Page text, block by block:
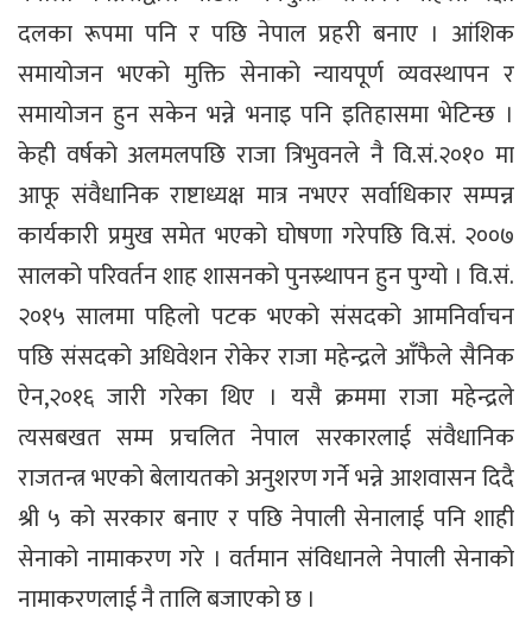
दलका रूपमा पनि र पछि नेपाल प्रहरी बनाए । आंशिक
समायोजन भएको मुक्ति सेनाको न्यायपूर्ण व्यवस्थापन र
समायोजन हुन सकेन भन्ने भनाइ पनि इतिहासमा भेटिन्छ ।
केही वर्षको अलमलपछि राजा त्रिभुवनले नै वि.सं.२०१० मा
आफू संवैधानिक राष्टाध्यक्ष मात्र नभएर सर्वाधिकार सम्पन्न
कार्यकारी प्रमुख समेत भएको घोषणा गरेपछि वि.सं. २००७
सालको परिवर्तन शाह शासनको पुनस्र्थापन हुन पुग्यो । वि.सं.
२०१५ सालमा पहिलो पटक भएको संसदको आमनिर्वाचन
पछि संसदको अधिवेशन रोकेर राजा महेन्द्रले आँफैले सैनिक
ऐन,२०१६ जारी गरेका थिए । यसै क्रममा राजा महेन्द्रले
त्यसबखत सम्म प्रचलित नेपाल सरकारलाई संवैधानिक
राजतन्त्र भएको बेलायतको अनुशरण गर्ने भन्ने आशवासन दिदै
श्री ५ को सरकार बनाए र पछि नेपाली सेनालाई पनि शाही
सेनाको नामाकरण गरे । वर्तमान संविधानले नेपाली सेनाको
नामाकरणलाई नै तालि बजाएको छ ।